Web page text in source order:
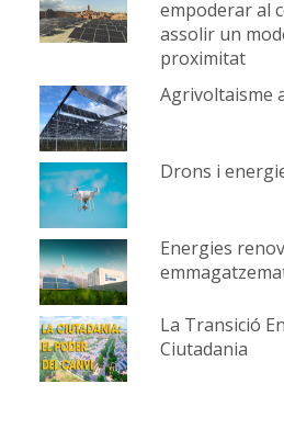
empoderar al
assolir un
proximitat
Agrivoltaisme
Drons i
Energies
La Transició
Ciutadania